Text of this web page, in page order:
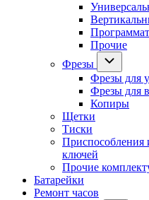
Прочие
Фрезы
Фрезы для
Фрезы для
Копиры
Щетки
Тиски
Приспособления
ключей
Прочие
Батарейки
Ремонт часов